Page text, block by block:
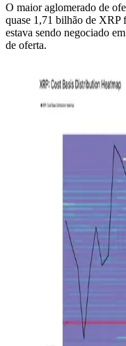
O maior aglomerado de
quase 1,71 bilhão de XRP
estava sendo negociado
de oferta.